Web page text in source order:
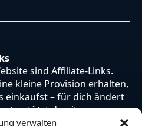
verwalten
sind Affiliate-Links.
kleine Provision erhalten,
einkaufst – für dich ändert
damit unsere